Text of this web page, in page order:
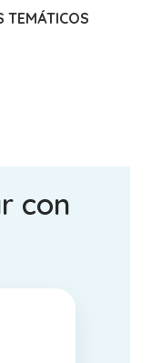
TEMÁTICOS
con